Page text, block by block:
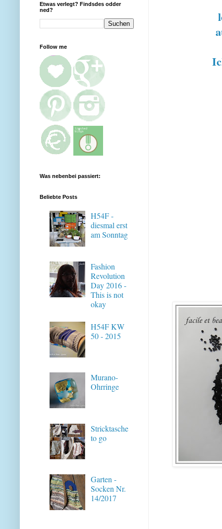
Etwas verlegt? Findsdes odder
ned?
Follow me
Was nebenbei passiert:
Beliebte Posts
H54F -
diesmal erst
am Sonntag
Fashion
Revolution
Day 2016 -
This is not
okay
H54F KW
50 - 2015
Murano-
Ohrringe
Stricktasche
to go
Garten -
Socken Nr.
14/2017